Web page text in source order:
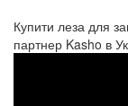
Купити леза для
партнер Kasho в